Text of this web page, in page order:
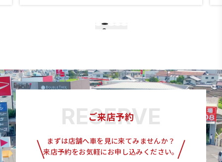
2
ご来店予約
まずは店舗へ車を見に来てみませんか？
来店予約をお気軽にお申し込みください。